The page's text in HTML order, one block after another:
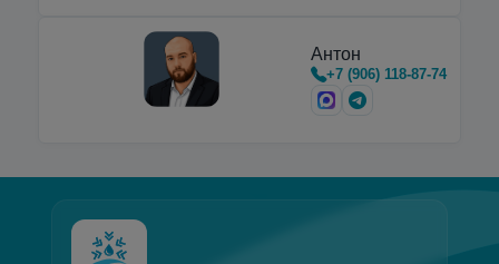
Антон
+7 (906) 118-87-74